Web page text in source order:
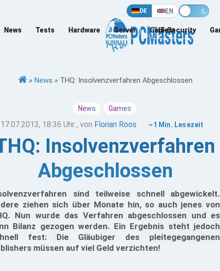
DE EN
News Tests Hardware Server Games
IT-Security
» News » THQ: Insolvenzverfahren Abgeschlossen
News Games
17.07.2013, 18:36 Uhr , von Florian Roos ~1 Min. Lesezeit
Insolvenzverfahren
Abgeschlossen
sind teilweise schnell abgewickelt.
ziehen sich über Monate hin, so auch jenes von
Nun wurde das Verfahren abgeschlossen und es
Bilanz gezogen werden. Ein Ergebnis steht jedoch
fest: Die Gläubiger des pleitegegangenen
müssen auf viel Geld verzichten!